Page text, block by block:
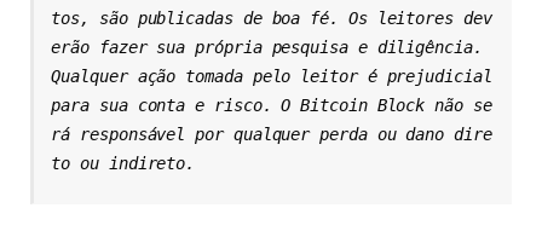
tos, são publicadas de boa fé. Os leitores dev
erão fazer sua própria pesquisa e diligência.
Qualquer ação tomada pelo leitor é prejudicial
para sua conta e risco. O Bitcoin Block não se
rá responsável por qualquer perda ou dano dire
to ou indireto.